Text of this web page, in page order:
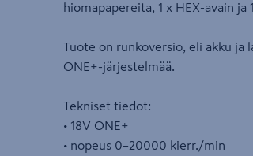
hiomapapereita, 1 x HEX-avain ja
Tuote on runkoversio, eli akku ja
ONE+-järjestelmää.
Tekniset tiedot:
• 18V ONE+
• nopeus 0–20000 kierr./min